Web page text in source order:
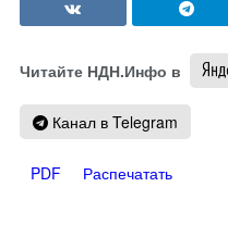
Читайте НДН.Инфо в
Канал в Telegram
PDF Распечатать